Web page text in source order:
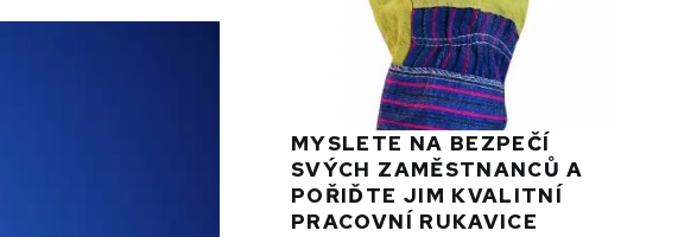
MYSLETE NA BEZPEČÍ
SVÝCH ZAMĚSTNANCŮ A
POŘIĎTE JIM KVALITNÍ
PRACOVNÍ RUKAVICE